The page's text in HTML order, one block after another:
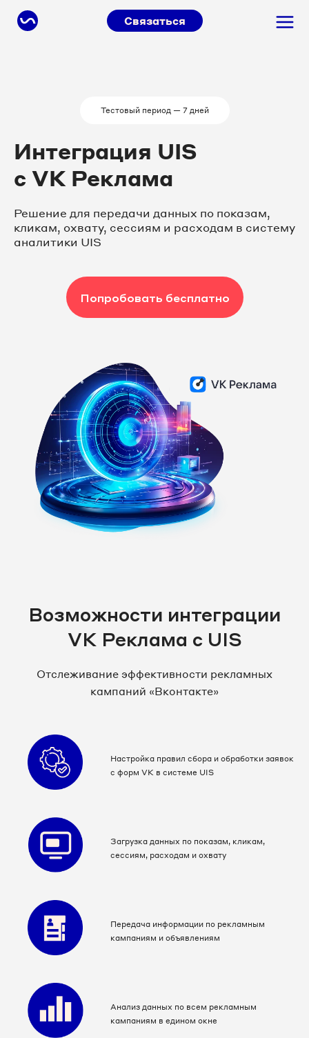
Связаться
Тестовый период — 7 дней
Интеграция UIS
с VK Реклама
Решение для передачи данных по показам,
кликам, охвату, сессиям и расходам в систему
аналитики UIS
Попробовать бесплатно
Возможности интеграции
VK Реклама с UIS
Отслеживание эффективности рекламных
кампаний «Вконтакте»
Настройка правил сбора и обработки заявок
с форм VK в системе UIS
Загрузка данных по показам, кликам,
сессиям, расходам и охвату
Передача информации по рекламным
кампаниям и объявлениям
Анализ данных по всем рекламным
кампаниям в едином окне